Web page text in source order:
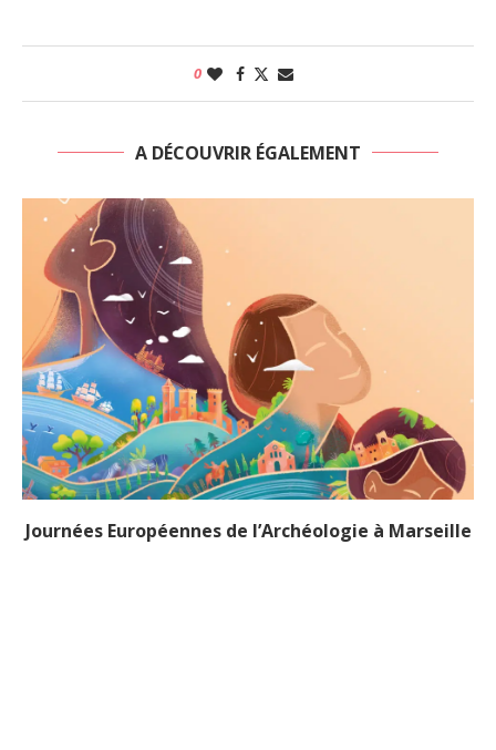
0
A DÉCOUVRIR ÉGALEMENT
Journées Européennes de l’Archéologie à Marseille